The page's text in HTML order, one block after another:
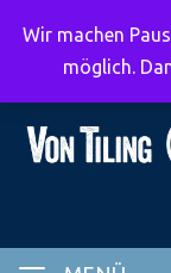
Wir machen
möglich.